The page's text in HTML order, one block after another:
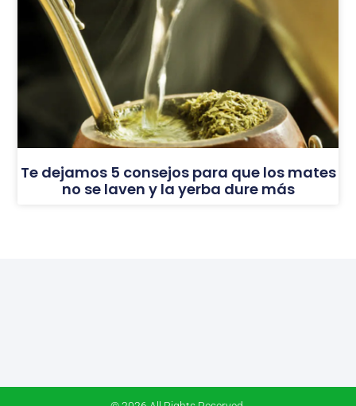
Te dejamos 5 consejos para que los mates
no se laven y la yerba dure más